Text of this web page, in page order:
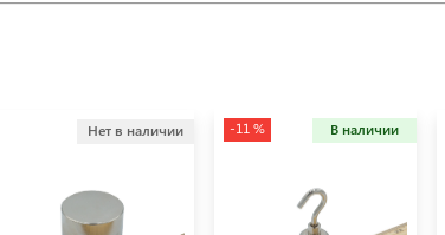
Нет в наличии -11 % В наличии